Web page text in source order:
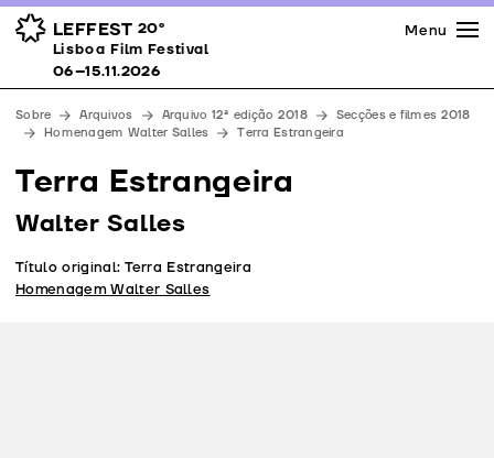
LEFFEST 20º
Lisboa Film Festival 06–15.11.2026
Prémios
Espaços
Apoios
Equipa
Downloads
Contactos
Menu
Lisboa Film Festival
06–15.11.2026
Sobre Arquivos Arquivo 12ª edição 2018
Secções e filmes 2018
Homenagem Walter Salles
Terra Estrangeira
Terra Estrangeira
Walter Salles
Título original: Terra Estrangeira
Homenagem Walter Salles